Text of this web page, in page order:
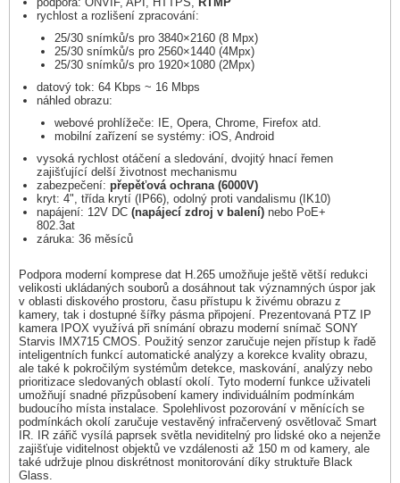
rychlost a rozlišení zpracování:
25/30 snímků/s pro 3840×2160 (8 Mpx)
25/30 snímků/s pro 2560×1440 (4Mpx)
25/30 snímků/s pro 1920×1080 (2Mpx)
datový tok: 64 Kbps ~ 16 Mbps
náhled obrazu:
webové prohlížeče: IE, Opera, Chrome, Firefox atd.
mobilní zařízení se systémy: iOS, Android
vysoká rychlost otáčení a sledování, dvojitý hnací řemen
zajišťující delší životnost mechanismu
zabezpečení: přepěťová ochrana (6000V)
kryt: 4", třída krytí (IP66), odolný proti vandalismu (IK10)
napájení: 12V DC (napájecí zdroj v balení) nebo PoE+
802.3at
záruka: 36 měsíců
Podpora moderní komprese dat H.265 umožňuje ještě větší redukci
velikosti ukládaných souborů a dosáhnout tak významných úspor jak
v oblasti diskového prostoru, času přístupu k živému obrazu z
kamery, tak i dostupné šířky pásma připojení. Prezentovaná PTZ IP
kamera IPOX využívá při snímání obrazu moderní snímač SONY
Starvis IMX715 CMOS. Použitý senzor zaručuje nejen přístup k řadě
inteligentních funkcí automatické analýzy a korekce kvality obrazu,
ale také k pokročilým systémům detekce, maskování, analýzy nebo
prioritizace sledovaných oblastí okolí. Tyto moderní funkce uživateli
umožňují snadné přizpůsobení kamery individuálním podmínkám
budoucího místa instalace. Spolehlivost pozorování v měnících se
podmínkách okolí zaručuje vestavěný infračervený osvětlovač Smart
IR. IR zářič vysílá paprsek světla neviditelný pro lidské oko a nejenže
zajišťuje viditelnost objektů ve vzdálenosti až 150 m od kamery, ale
také udržuje plnou diskrétnost monitorování díky struktuře Black
Glass.